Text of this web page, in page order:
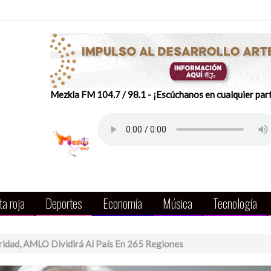
Mezkla FM 104.7 / 98.1 - ¡Escúchanos en cualquier
roja Deportes Economía Música Tecnología
AMLO Dividirá Al País En 265 Regiones